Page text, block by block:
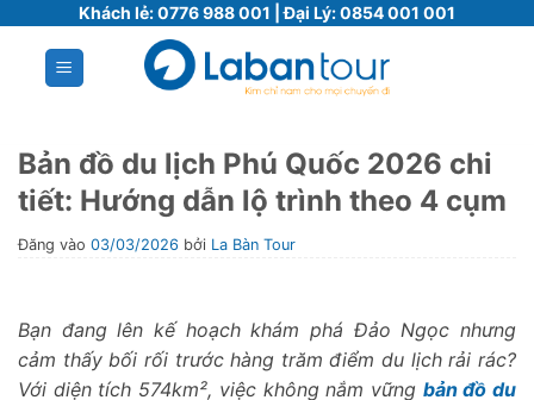
Khách lẻ:0776 988 001 | Đại Lý:0854 001 001
Bản đồ du lịch Phú Quốc 2026 chi
tiết: Hướng dẫn lộ trình theo 4 cụm
Đăng vào 03/03/2026 bởi La Bàn Tour
Bạn đang lên kế hoạch khám phá Đảo Ngọc nhưng
cảm thấy bối rối trước hàng trăm điểm du lịch rải rác?
Với diện tích 574km², việc không nắm vững bản đồ du